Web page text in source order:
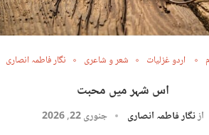
اردو غزلیات شعر و شاعری نگار فاطمہ انصاری
اس شہر میں محبت
ازنگار فاطمہ انصاری جنوری 22, 2026